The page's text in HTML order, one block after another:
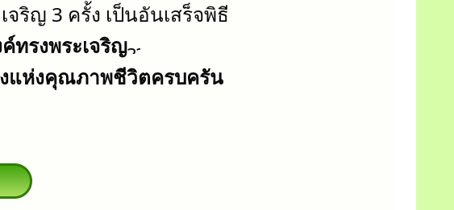
จริญ 3 ครั้ง เป็นอันเสร็จพิธี
ทรงพระเจริญ
แห่งคุณภาพชีวิตครบครัน